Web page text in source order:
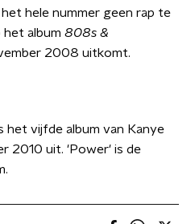
hele nummer geen rap te
het album 808s &
2008 uitkomt.
het vijfde album van Kanye
2010 uit. 'Power' is de